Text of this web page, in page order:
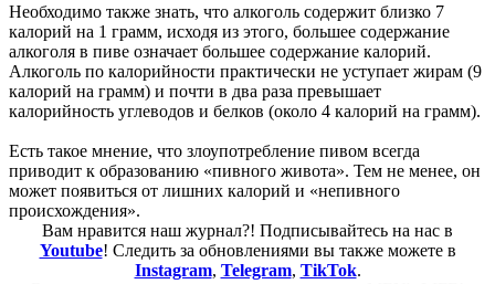
Необходимо также знать, что алкоголь содержит близко 7
калорий на 1 грамм, исходя из этого, большее содержание
алкоголя в пиве означает большее содержание калорий.
Алкоголь по калорийности практически не уступает жирам (9
калорий на грамм) и почти в два раза превышает
калорийность углеводов и белков (около 4 калорий на грамм).
Есть такое мнение, что злоупотребление пивом всегда
приводит к образованию «пивного живота». Тем не менее, он
может появиться от лишних калорий и «непивного
происхождения».
Вам нравится наш журнал?! Подписывайтесь на нас в
Youtube! Следить за обновлениями вы также можете в
Instagram, Telegram, TikTok.